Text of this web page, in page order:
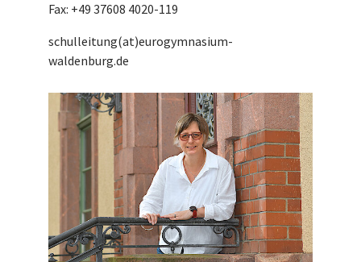
Fax: +49 37608 4020-119
schulleitung(at)eurogymnasium-
waldenburg.de